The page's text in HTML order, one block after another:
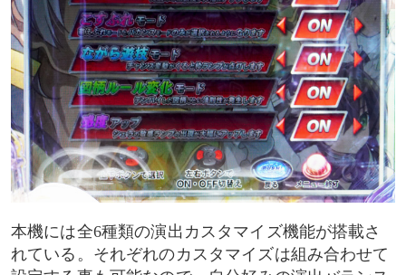
本機には全6種類の演出カスタマイズ機能が搭載さ
れている。それぞれのカスタマイズは組み合わせて